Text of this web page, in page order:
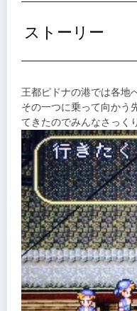
ストーリー
王都ピドナの港では各地
その一つに乗って向かう
てきたのでみんなさっく